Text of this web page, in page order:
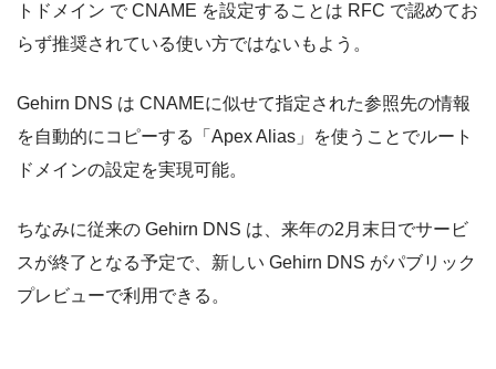
トドメイン で CNAME を設定することは RFC で認めてお
らず推奨されている使い方ではないもよう。
Gehirn DNS は CNAMEに似せて指定された参照先の情報
を自動的にコピーする「Apex Alias」を使うことでルート
ドメインの設定を実現可能。
ちなみに従来の Gehirn DNS は、来年の2月末日でサービ
スが終了となる予定で、新しい Gehirn DNS がパブリック
プレビューで利用できる。